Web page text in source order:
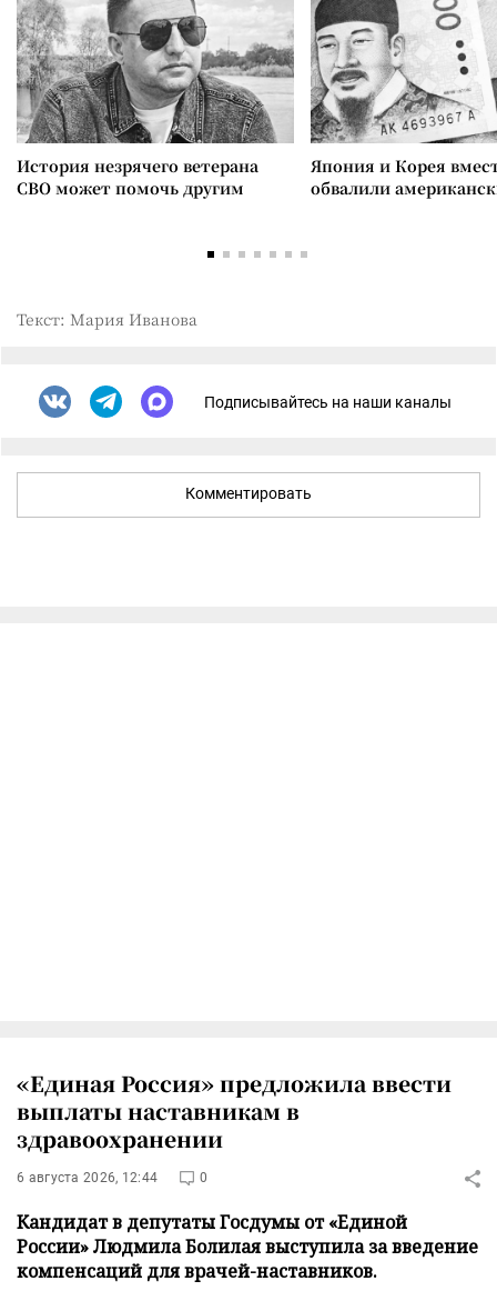
История незрячего ветерана
СВО может помочь другим
Япония и Корея
обвалили
Текст: Мария Иванова
Подписывайтесь на наши каналы
Комментировать
«Единая Россия» предложила ввести
выплаты наставникам в
здравоохранении
6 августа 2026, 12:44 0
Кандидат в депутаты Госдумы от «Единой
России» Людмила Болилая выступила за введение
компенсаций для врачей-наставников.